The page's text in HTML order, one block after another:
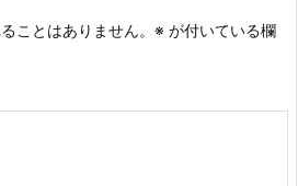
ことはありません。 ※ が付いている欄